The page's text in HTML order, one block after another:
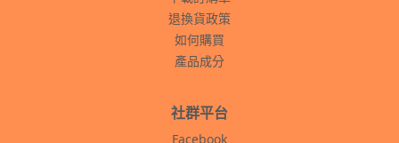
退換貨政策
如何購買
產品成分
社群平台
Facebook